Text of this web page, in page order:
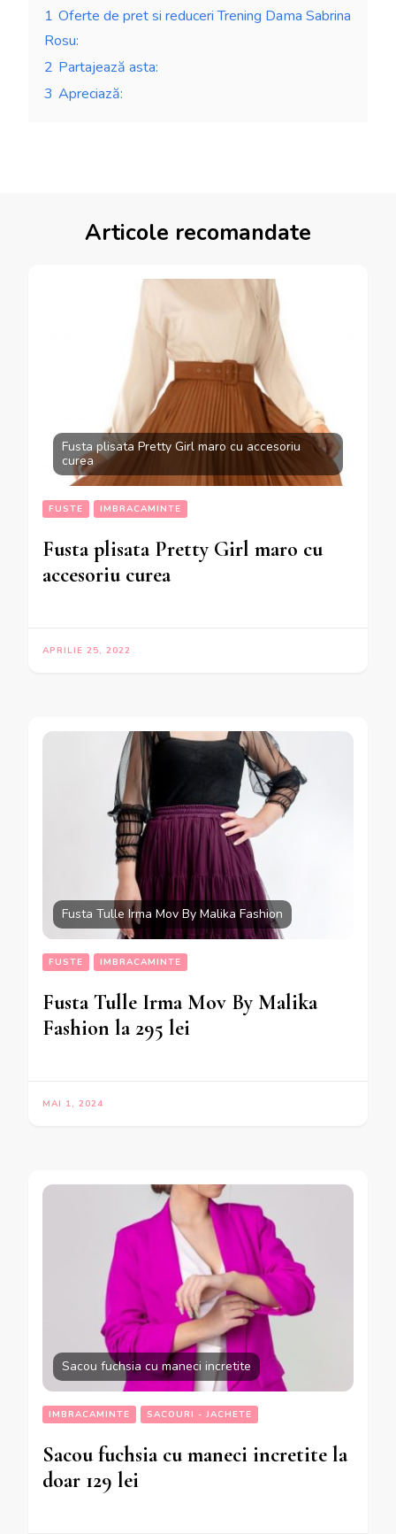
1 Oferte de pret si reduceri Trening Dama Sabrina
Rosu:
2 Partajează asta:
3 Apreciază:
Articole recomandate
Fusta plisata Pretty Girl maro cu accesoriu
curea
FUSTE IMBRACAMINTE
Fusta plisata Pretty Girl maro cu
accesoriu curea
APRILIE 25, 2022
Fusta Tulle Irma Mov By Malika Fashion
FUSTE IMBRACAMINTE
Fusta Tulle Irma Mov By Malika
Fashion la 295 lei
MAI 1, 2024
Sacou fuchsia cu maneci incretite
IMBRACAMINTE SACOURI - JACHETE
Sacou fuchsia cu maneci incretite la
doar 129 lei